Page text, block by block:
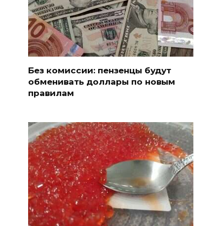
Без комиссии: пензенцы будут
обменивать доллары по новым
правилам